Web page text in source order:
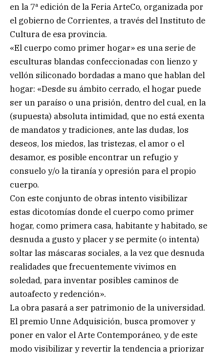
en la 7ª edición de la Feria ArteCo, organizada por
el gobierno de Corrientes, a través del Instituto de
Cultura de esa provincia.
«El cuerpo como primer hogar» es una serie de
esculturas blandas confeccionadas con lienzo y
vellón siliconado bordadas a mano que hablan del
hogar: «Desde su ámbito cerrado, el hogar puede
ser un paraíso o una prisión, dentro del cual, en la
(supuesta) absoluta intimidad, que no está exenta
de mandatos y tradiciones, ante las dudas, los
deseos, los miedos, las tristezas, el amor o el
desamor, es posible encontrar un refugio y
consuelo y/o la tiranía y opresión para el propio
cuerpo.
Con este conjunto de obras intento visibilizar
estas dicotomías donde el cuerpo como primer
hogar, como primera casa, habitante y habitado, se
desnuda a gusto y placer y se permite (o intenta)
soltar las máscaras sociales, a la vez que desnuda
realidades que frecuentemente vivimos en
soledad, para inventar posibles caminos de
autoafecto y redención».
La obra pasará a ser patrimonio de la universidad.
El premio Unne Adquisición, busca promover y
poner en valor el Arte Contemporáneo, y de este
modo visibilizar y revertir la tendencia a priorizar